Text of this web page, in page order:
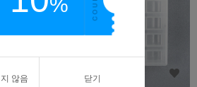
않음 닫기